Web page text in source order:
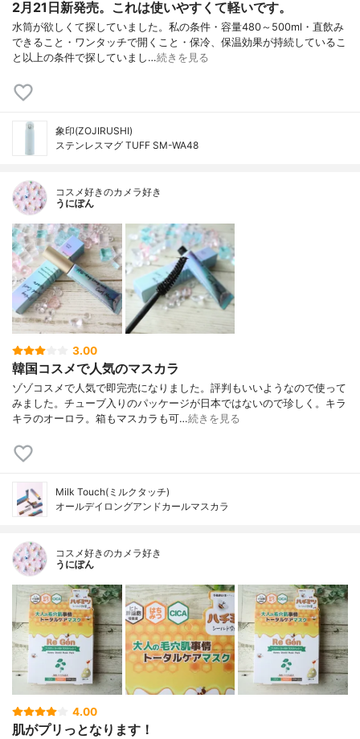
2月21日新発売。これは使いやすくて軽いです。
水筒が欲しくて探していました。私の条件・容量480～500ml・直飲み
できること・ワンタッチで開くこと・保冷、保温効果が持続しているこ
と以上の条件で探していまし…続きを見る
象印(ZOJIRUSHI)
ステンレスマグ TUFF SM-WA48
コスメ好きのカメラ好き
うにぽん
3.00
韓国コスメで人気のマスカラ
ゾゾコスメで人気で即完売になりました。評判もいいようなので使って
みました。チューブ入りのパッケージが日本ではないので珍しく。キラ
キラのオーロラ。箱もマスカラも可…続きを見る
Milk Touch(ミルクタッチ)
オールデイロングアンドカールマスカラ
コスメ好きのカメラ好き
うにぽん
4.00
肌がプリっとなります！